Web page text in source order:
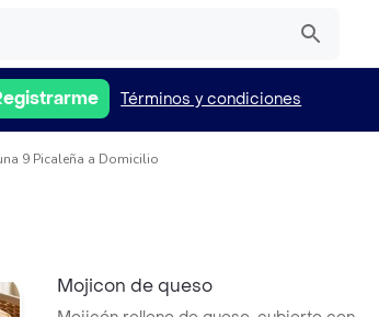
Términos y condiciones
9 Picaleña a Domicilio
Mojicon de queso